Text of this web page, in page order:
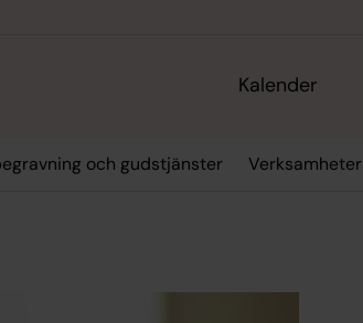
Kalender
och gudstjänster Verksamheter